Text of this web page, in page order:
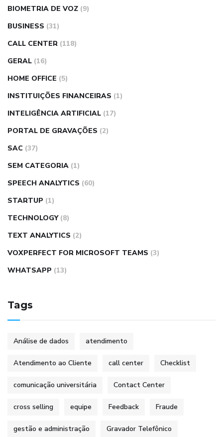
BIOMETRIA DE VOZ (9)
BUSINESS (31)
CALL CENTER (118)
GERAL (16)
HOME OFFICE (5)
INSTITUIÇÕES FINANCEIRAS (1)
INTELIGÊNCIA ARTIFICIAL (17)
PORTAL DE GRAVAÇÕES (2)
SAC (37)
SEM CATEGORIA (1)
SPEECH ANALYTICS (60)
STARTUP (1)
TECHNOLOGY (8)
TEXT ANALYTICS (2)
VOXPERFECT FOR MICROSOFT TEAMS (3)
WHATSAPP (13)
Tags
Análise de dados atendimento
Atendimento ao Cliente call center Checklist
comunicação universitária Contact Center
cross selling equipe Feedback Fraude
gestão e administração Gravador Telefônico